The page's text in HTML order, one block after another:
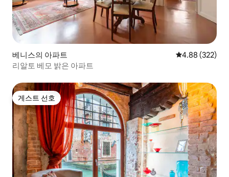
베니스의 아파트 평점 4.88점(5
4.88 (322)
리알토 베모 밝은 아파트
게스트 선호
게스트 선호